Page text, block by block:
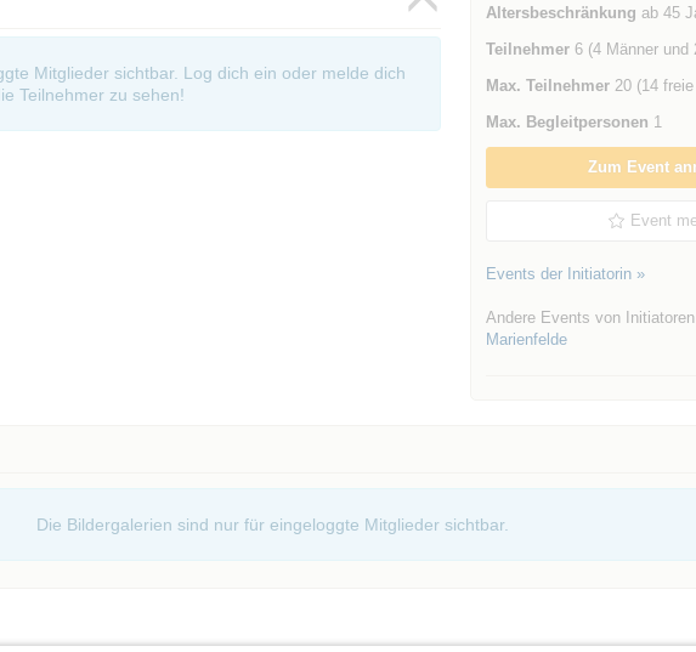
Mitglieder sichtbar. Log dich ein oder melde dich
Teilnehmer zu sehen!
Altersbeschränkung ab 45
Teilnehmer6 (4 Männer und
Max. Teilnehmer20 (14 freie
Max. Begleitpersonen 1
Zum Event
Event
Events der Initiatorin »
Andere Events von
Marienfelde
Die Bildergalerien sind nur für eingeloggte Mitglieder sichtbar.